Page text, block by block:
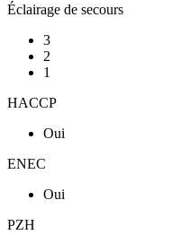
Éclairage de secours
3
2
1
HACCP
Oui
ENEC
Oui
PZH